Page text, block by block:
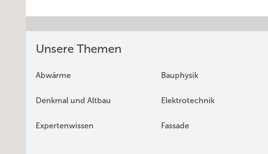
Unsere Themen
Abwärme Bauphysik
Denkmal und Altbau Elektrotechnik
Expertenwissen Fassade